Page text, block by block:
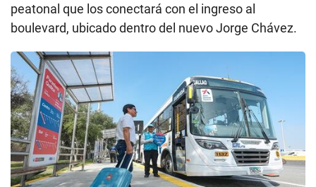
peatonal que los conectará con el ingreso al
boulevard, ubicado dentro del nuevo Jorge Chávez.